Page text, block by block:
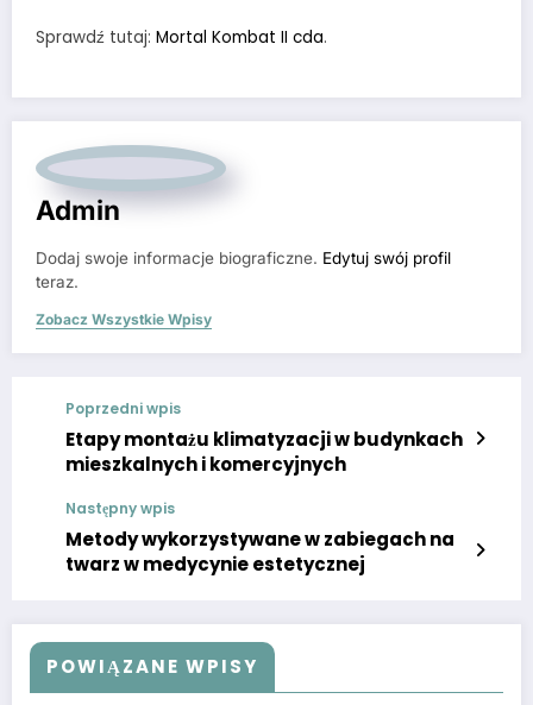
Sprawdź tutaj: Mortal Kombat II cda.
Admin
Dodaj swoje informacje biograficzne. Edytuj swój profil
teraz.
Zobacz Wszystkie Wpisy
Poprzedni wpis
Etapy montażu klimatyzacji w budynkach
mieszkalnych i komercyjnych
Następny wpis
Metody wykorzystywane w zabiegach na
twarz w medycynie estetycznej
POWIĄZANE WPISY